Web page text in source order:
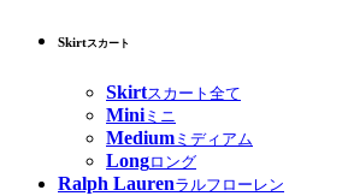
Skirtスカート
Skirtスカート全て
Miniミニ
Medium ミディアム
Longロング
Ralph Laurenラルフローレン